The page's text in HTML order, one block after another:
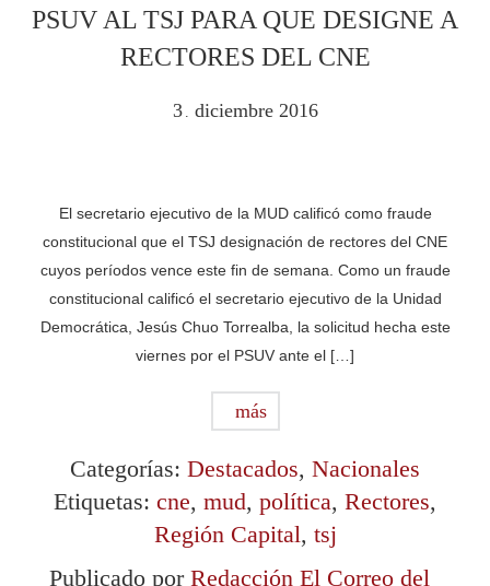
PSUV AL TSJ PARA QUE DESIGNE A
RECTORES DEL CNE
3 . diciembre 2016
El secretario ejecutivo de la MUD calificó como fraude
constitucional que el TSJ designación de rectores del CNE
cuyos períodos vence este fin de semana. Como un fraude
constitucional calificó el secretario ejecutivo de la Unidad
Democrática, Jesús Chuo Torrealba, la solicitud hecha este
viernes por el PSUV ante el […]
más
Categorías: Destacados, Nacionales
Etiquetas: cne, mud, política, Rectores,
Región Capital, tsj
Publicado por Redacción El Correo del